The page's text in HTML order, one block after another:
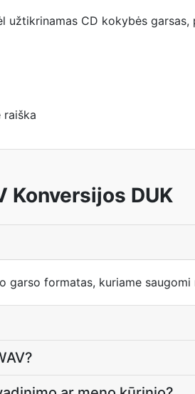
užtikrinamas CD kokybės
raiška
Konversijos DUK
formatas, kuriame saugomi